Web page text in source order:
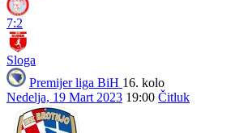
7:2
Sloga
Premijer liga BiH 16. kolo
Nedelja, 19 Mart 2023 19:00 Čitluk